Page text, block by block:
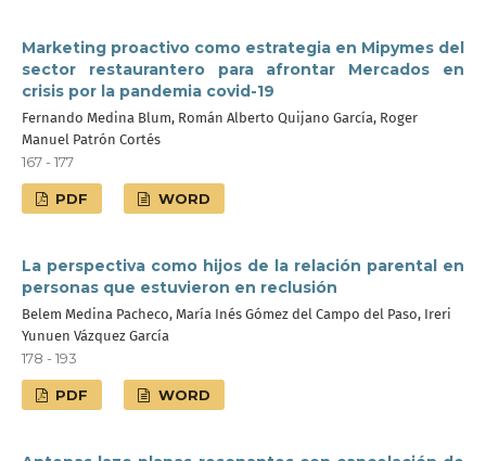
Marketing proactivo como estrategia en Mipymes del
sector restaurantero para afrontar Mercados en
crisis por la pandemia covid-19
Fernando Medina Blum, Román Alberto Quijano García, Roger
Manuel Patrón Cortés
167 - 177
PDF WORD
La perspectiva como hijos de la relación parental en
personas que estuvieron en reclusión
Belem Medina Pacheco, María Inés Gómez del Campo del Paso, Ireri
Yunuen Vázquez García
178 - 193
PDF WORD